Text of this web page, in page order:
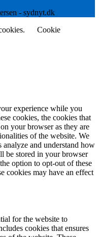
- sydnyt.dk
Cookie
experience while you
cookies, the cookies that
your browser as they are
of the website. We
analyze and understand how
be stored in your browser
option to opt-out of these
cookies may have an effect
for the website to
cookies that ensures